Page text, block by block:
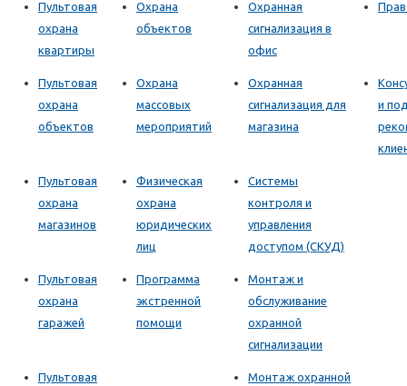
Пультовая
охрана
квартиры
Охрана
объектов
Охранная
сигнализация в
офис
Пультовая
охрана
объектов
Охрана
массовых
мероприятий
Охранная
сигнализация для
магазина
и
Пультовая
охрана
магазинов
Физическая
охрана
юридических
лиц
Системы
контроля и
управления
доступом (СКУД)
Пультовая
охрана
гаражей
Программа
экстренной
помощи
Монтаж и
обслуживание
охранной
сигнализации
Пультовая Монтаж охранной